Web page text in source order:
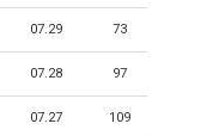
07.29 73
07.28 97
07.27 109